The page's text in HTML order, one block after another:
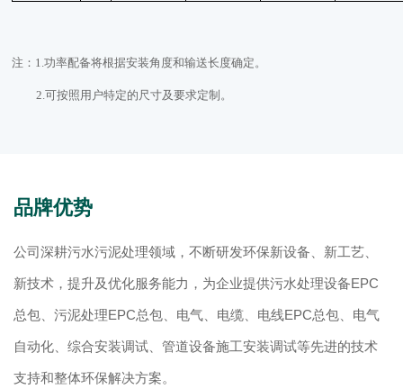
注： 1.功率配备将根据安装角度和输送长度确定。
2.可按照用户特定的尺寸及要求定制。
品牌优势
公司深耕污水污泥处理领域，不断研发环保新设备、新工艺、
新技术，提升及优化服务能力，为企业提供污水处理设备EPC
总包、污泥处理EPC总包、电气、电缆、电线EPC总包、电气
自动化、综合安装调试、管道设备施工安装调试等先进的技术
支持和整体环保解决方案。